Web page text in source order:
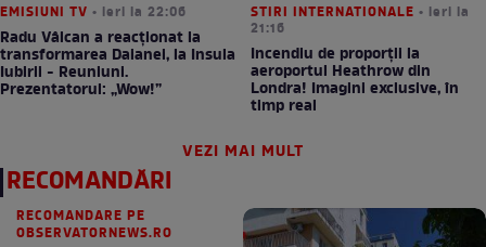
EMISIUNI TV • ieri la 22:06
Radu Vâlcan a reacționat la
transformarea Daianei, la Insula
Iubirii - Reuniuni.
Prezentatorul: „Wow!”
STIRI INTERNATIONALE • ieri la
21:16
Incendiu de proporții la
aeroportul Heathrow din
Londra! Imagini exclusive, în
timp real
VEZI MAI MULT
RECOMANDĂRI
RECOMANDARE PE
OBSERVATORNEWS.RO